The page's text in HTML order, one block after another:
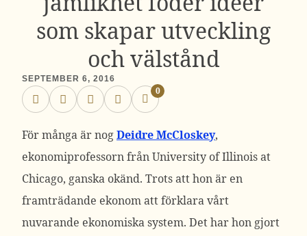
som skapar utveckling
och välstånd
SEPTEMBER 6, 2016
0
För många är nogDeidre McCloskey,
ekonomiprofessorn från University of Illinois at
Chicago, ganska okänd. Trots att hon är en
framträdande ekonom att förklara vårt
nuvarande ekonomiska system. Det har hon gjort